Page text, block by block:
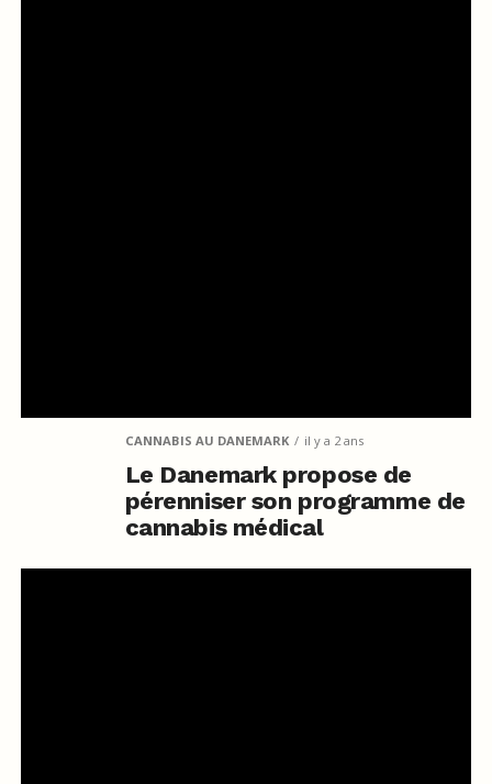
CANNABIS AU DANEMARK il y a 2 ans
Le Danemark propose de
pérenniser son programme de
cannabis médical